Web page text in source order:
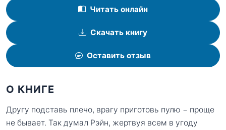
Читать онлайн
Скачать книгу
Оставить отзыв
О КНИГЕ
Другу подставь плечо, врагу приготовь пулю − проще
не бывает. Так думал Рэйн, жертвуя всем в угоду